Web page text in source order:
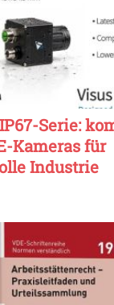
Serie:
Kameras für
Industrie